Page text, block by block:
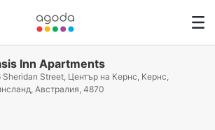
Inn Apartments
Sheridan Street, Център на Кернс, Кeрнс,
Австралия, 4870